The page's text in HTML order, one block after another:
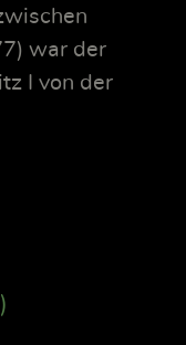
war der
I von der